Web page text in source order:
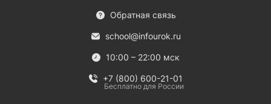
Обратная связь
school@infourok.ru
10:00 – 22:00 мск
+7 (800) 600-21-01
Бесплатно для России